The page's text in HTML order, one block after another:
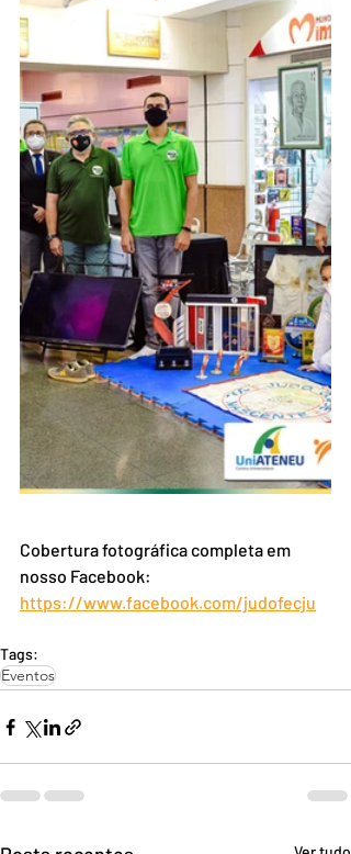
Cobertura fotográfica completa em
nosso Facebook:
https://www.facebook.com/judofecju
Tags:
Eventos